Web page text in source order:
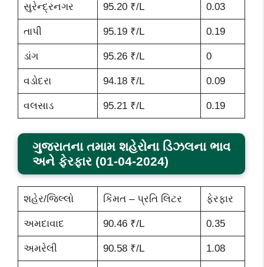
સુરેન્દ્રનગર 95.20 ₹/L 0.03
તાપી 95.19 ₹/L 0.19
ડાંગ 95.26 ₹/L 0
વડોદરા 94.18 ₹/L 0.09
વલસાડ 95.21 ₹/L 0.19
ગુજરાતના તમામ શહેરોના ડિઝલના ભાવ
અને ફેરફાર (01-04-2024)
શહેર/જિલ્લો કિંમત – પ્રતિ લિટર ફેરફાર
અમદાવાદ 90.46 ₹/L 0.35
અમરેલી 90.58 ₹/L 1.08